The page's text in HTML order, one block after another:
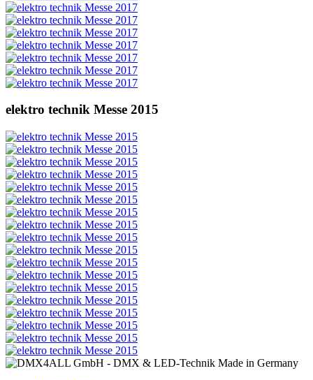
elektro technik Messe 2015